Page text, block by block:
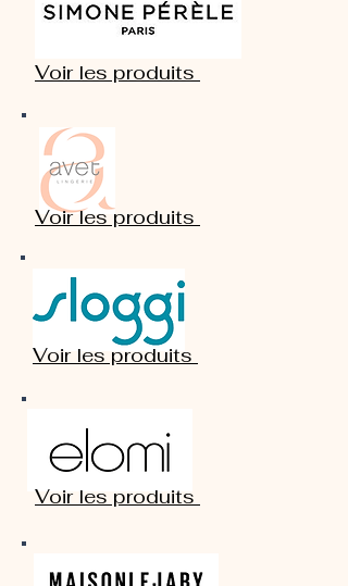
Voir les produits
Voir les produits
Voir les produits
Voir les produits